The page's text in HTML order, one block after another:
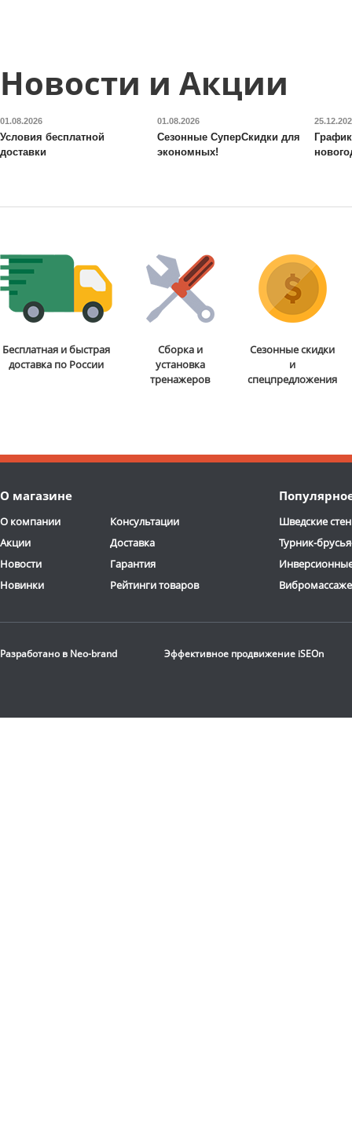
Новости и Акции
01.08.2026
Условия бесплатной
доставки
01.08.2026
Сезонные СуперСкидки для
экономных!
Бесплатная и быстрая
доставка по России
Сборка и
установка
тренажеров
Сезонные скидки
и
спецпредложения
О магазине
О компании
Акции
Новости
Новинки
Консультации
Доставка
Гарантия
Рейтинги товаров
Шведские
Турник-
Разработано в Neo-brand Эффективное продвижение iSEOn